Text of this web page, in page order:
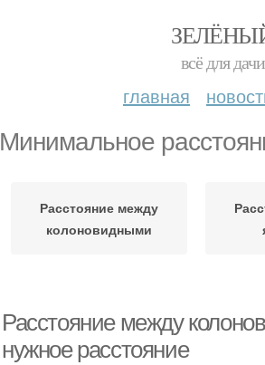
всё для
главная
Минимальное
Расстояние между
колоновидными
Расстояние между
нужное расстояние